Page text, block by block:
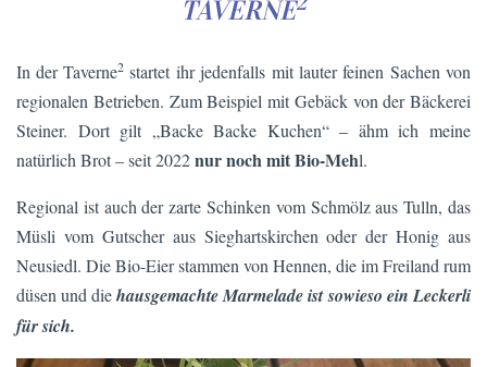
TAVERNE
In der Taverne2 startet ihr jedenfalls mit lauter feinen Sachen von
regionalen Betrieben. Zum Beispiel mit Gebäck von der Bäckerei
Steiner. Dort gilt „Backe Backe Kuchen“ – ähm ich meine
natürlich Brot – seit 2022nur noch mit Bio-Mehl.
Regional ist auch der zarte Schinken vom Schmölz aus Tulln, das
Müsli vom Gutscher aus Sieghartskirchen oder der Honig aus
Neusiedl. Die Bio-Eier stammen von Hennen, die im Freiland rum
düsen und diehausgemachte Marmelade ist sowieso ein Leckerli
für sich.